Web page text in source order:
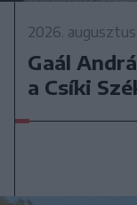
2026.
Gaál
a Csíki